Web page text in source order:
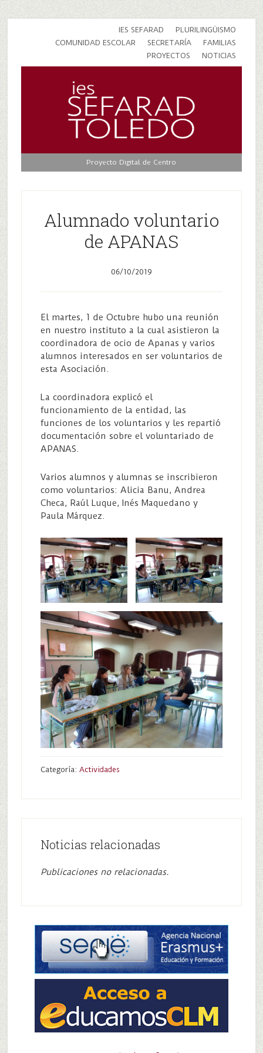
IES SEFARAD
PLURILINGÜISMO
COMUNIDAD ESCOLAR
SECRETARÍA
FAMILIAS
PROYECTOS
NOTICIAS
Proyecto Digital de Centro
Alumnado voluntario
de APANAS
06/10/2019
El martes, 1 de Octubre hubo una reunión
en nuestro instituto a la cual asistieron la
coordinadora de ocio de Apanas y varios
alumnos interesados en ser voluntarios de
esta Asociación.
La coordinadora explicó el
funcionamiento de la entidad, las
funciones de los voluntarios y les repartió
documentación sobre el voluntariado de
APANAS.
Varios alumnos y alumnas se inscribieron
como voluntarios: Alicia Banu, Andrea
Checa, Raúl Luque, Inés Maquedano y
Paula Márquez.
Categoría: Actividades
Noticias relacionadas
Publicaciones no relacionadas.